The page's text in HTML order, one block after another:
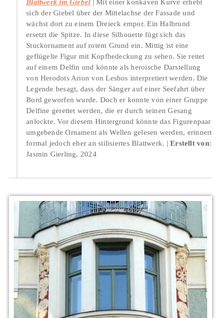
sich der Giebel über der Mittelachse der Fassade und
wächst dort zu einem Dreieck empor. Ein Halbrund
ersetzt die Spitze. In diese Silhouette fügt sich das
Stuckornament auf rotem Grund ein. Mittig ist eine
geflügelte Figur mit Kopfbedeckung zu sehen. Sie reitet
auf einem Delfin und könnte als heroische Darstellung
von Herodots Arion von Lesbos interpretiert werden. Die
Legende besagt, dass der Sänger auf einer Seefahrt über
Bord geworfen wurde. Doch er konnte von einer Gruppe
Delfine gerettet werden, die er durch seinen Gesang
anlockte. Vor diesem Hintergrund könnte das Figurenpaar
umgebende Ornament als Wellen gelesen werden, erinnert
formal jedoch eher an stilisiertes Blattwerk.
Erstellt von:
Jasmin Gierling, 2024